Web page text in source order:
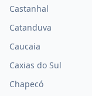
Castanhal
Catanduva
Caucaia
Caxias do Sul
Chapecó